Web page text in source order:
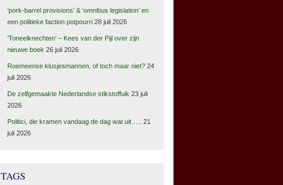
‘pork-barrel provisions’ & ‘omnibus legislation’ en
een politieke faction potpourri 28 juli 2026
‘Toneelknechten’ – Kees van der Pijl over zijn
nieuwe boek 26 juli 2026
Roemeense klusjesmannen, of toch maar niet? 24
juli 2026
De zelfgemaakte Nederlandse stikstoffuik 23 juli
2026
Politici, die kramen vandaag de dag wat uit…..
21
juli 2026
TAGS